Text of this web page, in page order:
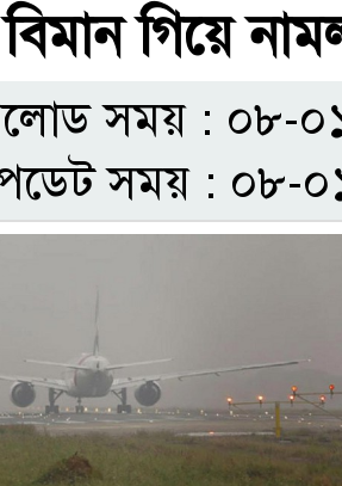
গিয়ে
সময় : ০৮-
সময় : ০৮-